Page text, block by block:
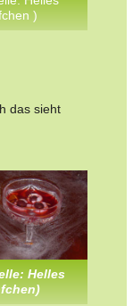
)
das sieht
Helles